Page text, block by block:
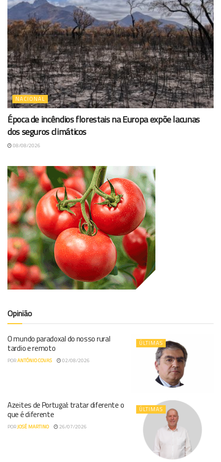
NACIONAL
Época de incêndios florestais na Europa expõe lacunas
dos seguros climáticos
08/08/2026
Opinião
ÚLTIMAS
O mundo paradoxal do nosso rural
tardio e remoto
PORANTÓNIO COVAS 02/08/2026
ÚLTIMAS
Azeites de Portugal: tratar diferente o
que é diferente
PORJOSÉ MARTINO 26/07/2026